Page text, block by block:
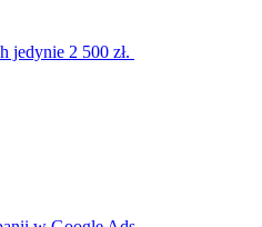
jedynie 2 500 zł.